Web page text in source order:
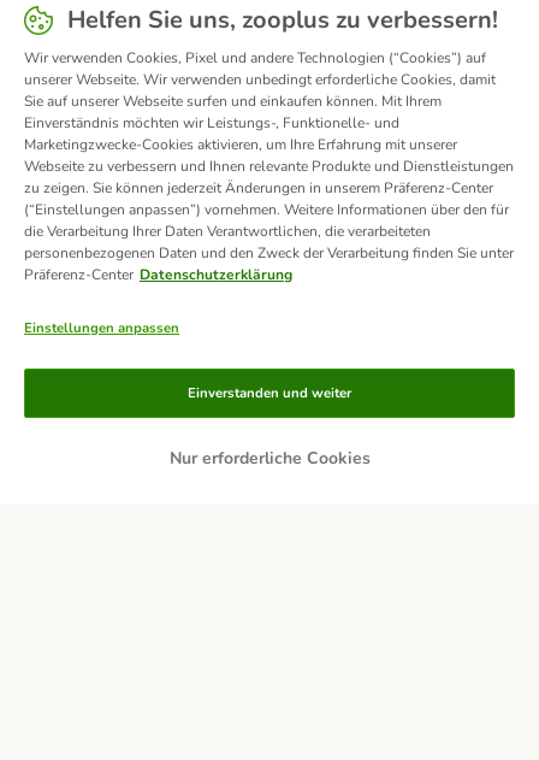
Helfen Sie uns, zooplus zu verbessern!
Wir verwenden Cookies, Pixel und andere Technologien (“Cookies”) auf
unserer Webseite. Wir verwenden unbedingt erforderliche Cookies, damit
Sie auf unserer Webseite surfen und einkaufen können. Mit Ihrem
Einverständnis möchten wir Leistungs-, Funktionelle- und
Marketingzwecke-Cookies aktivieren, um Ihre Erfahrung mit unserer
Webseite zu verbessern und Ihnen relevante Produkte und Dienstleistungen
zu zeigen. Sie können jederzeit Änderungen in unserem Präferenz-Center
(“Einstellungen anpassen”) vornehmen. Weitere Informationen über den für
die Verarbeitung Ihrer Daten Verantwortlichen, die verarbeiteten
personenbezogenen Daten und den Zweck der Verarbeitung finden Sie unter
Präferenz-Center Datenschutzerklärung
Einstellungen anpassen
Nur erforderliche Cookies
Einverstanden und weiter